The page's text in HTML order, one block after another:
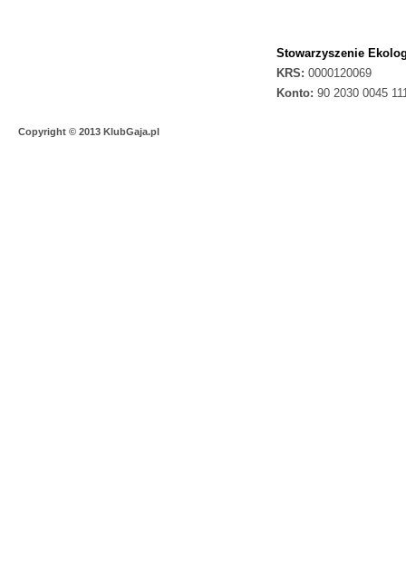
Stowarzyszenie
KRS: 0000120069
Konto: 90 2030 0045
Copyright © 2013 KlubGaja.pl